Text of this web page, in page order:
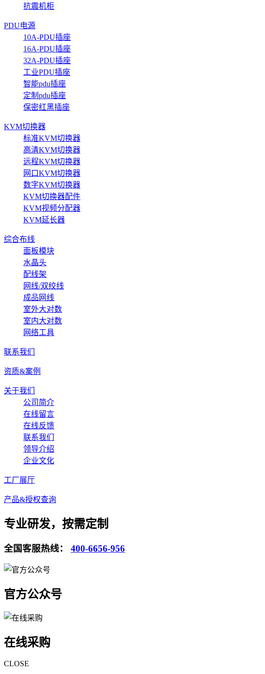
抗震机柜
PDU电源
10A-PDU插座
16A-PDU插座
32A-PDU插座
工业PDU插座
智能pdu插座
定制pdu插座
保密红黑插座
KVM切换器
标准KVM切换器
高清KVM切换器
远程KVM切换器
网口KVM切换器
数字KVM切换器
KVM切换器配件
KVM视频分配器
KVM延长器
综合布线
面板模块
水晶头
配线架
网线/双绞线
成品网线
室外大对数
室内大对数
网络工具
联系我们
资质&案例
关于我们
公司简介
在线留言
在线反馈
联系我们
领导介绍
企业文化
工厂展厅
产品&授权查询
专业研发，按需定制
全国客服热线： 400-6656-956
官方公众号
在线采购
CLOSE